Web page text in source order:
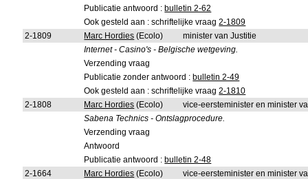
Publicatie antwoord : bulletin 2-62
Ook gesteld aan : schriftelijke vraag2-1809
2-1809
Marc Hordies (Ecolo)
minister van Justitie
Internet - Casino's - Belgische wetgeving.
Verzending vraag
Publicatie zonder antwoord : bulletin 2-49
Ook gesteld aan : schriftelijke vraag2-1810
2-1808
Marc Hordies (Ecolo)
vice-eersteminister en minister
Sabena Technics - Ontslagprocedure.
Verzending vraag
Antwoord
Publicatie antwoord : bulletin 2-48
2-1664
Marc Hordies (Ecolo)
vice-eersteminister en minister